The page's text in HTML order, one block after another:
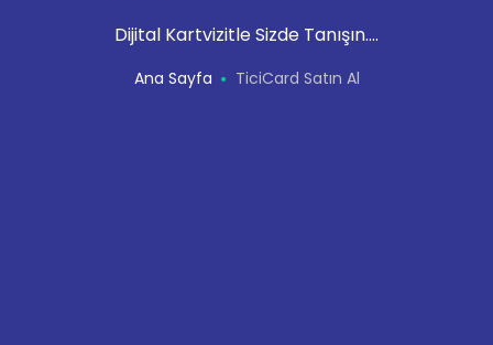
Dijital Kartvizitle Sizde Tanışın....
Ana Sayfa TiciCard Satın Al